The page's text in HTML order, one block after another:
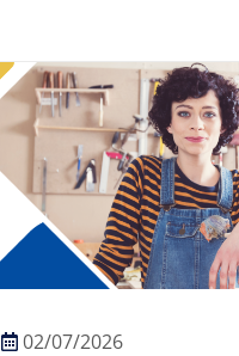
02/07/2026